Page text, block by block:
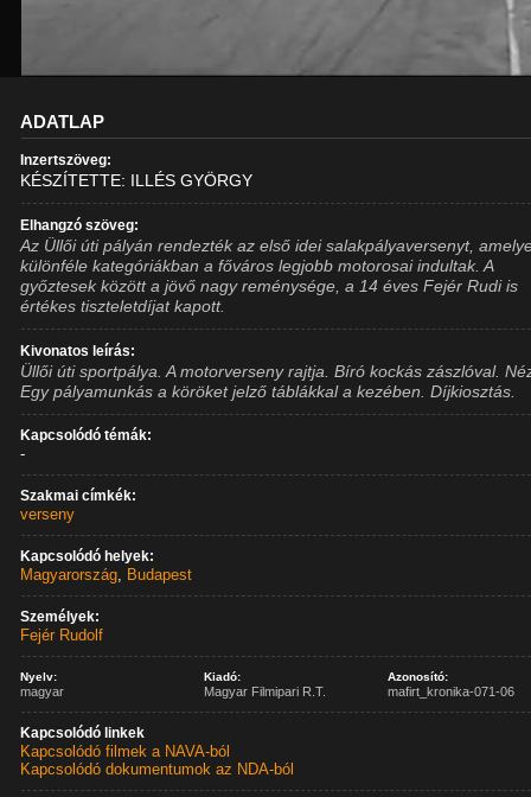
ADATLAP
Inzertszöveg:
KÉSZÍTETTE: ILLÉS GYÖRGY
Elhangzó szöveg:
Az Üllői úti pályán rendezték az első idei salakpályaversenyt,
különféle kategóriákban a főváros legjobb motorosai indultak. A
győztesek között a jövő nagy reménysége, a 14 éves Fejér Rudi is
értékes tiszteletdíjat kapott.
Kivonatos leírás:
Üllői úti sportpálya. A motorverseny rajtja. Bíró kockás zászlóval.
Egy pályamunkás a köröket jelző táblákkal a kezében. Díjkiosztás.
Kapcsolódó témák:
-
Szakmai címkék:
verseny
Kapcsolódó helyek:
Magyarország, Budapest
Személyek:
Fejér Rudolf
Nyelv:
magyar
Kiadó:
Magyar Filmipari R.T.
Azonosító:
mafirt_kronika-071-06
Kapcsolódó linkek
Kapcsolódó filmek a NAVA-ból
Kapcsolódó dokumentumok az NDA-ból